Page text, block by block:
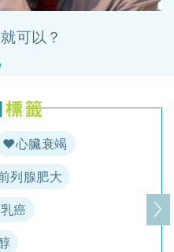
可以？
♥️心臟衰竭
列腺肥大
癌
下